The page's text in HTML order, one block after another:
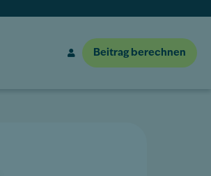
Beitrag berechnen